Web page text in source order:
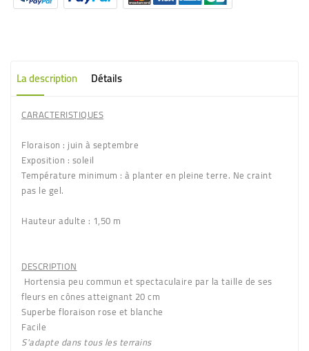
La description Détails
CARACTERISTIQUES
Floraison : juin à septembre
Exposition : soleil
Température minimum : à planter en pleine terre. Ne craint
pas le gel.
Hauteur adulte : 1,50 m
DESCRIPTION
Hortensia peu commun et spectaculaire par la taille de ses
fleurs en cônesatteignant 20 cm
Superbe floraison rose et blanche
Facile
S'adapte dans tous les terrains